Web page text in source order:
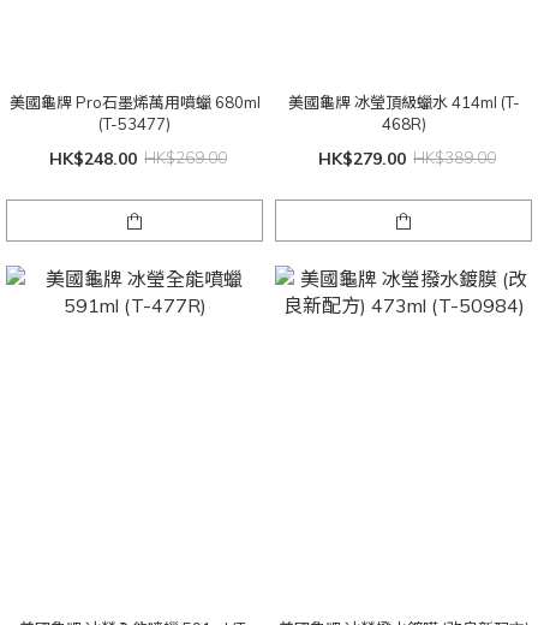
美國龜牌 Pro石墨烯萬用噴蠟 680ml
(T-53477)
HK$248.00 HK$269.00
美國龜牌 冰瑩頂級蠟水 414ml (T-
468R)
HK$279.00 HK$389.00